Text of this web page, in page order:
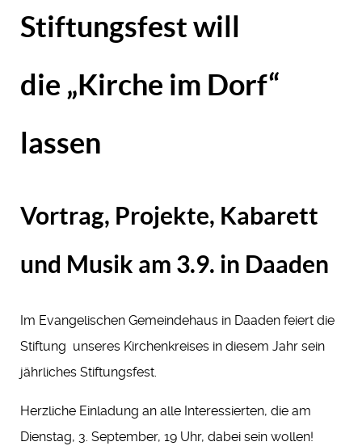
Stiftungsfest will
die „Kirche im Dorf“
lassen
Vortrag, Projekte, Kabarett
und Musik am 3.9. in Daaden
Im Evangelischen Gemeindehaus in Daaden feiert die
Stiftung unseres Kirchenkreises in diesem Jahr sein
jährliches Stiftungsfest.
Herzliche Einladung an alle Interessierten, die am
Dienstag, 3. September, 19 Uhr, dabei sein wollen!